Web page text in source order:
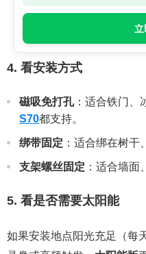
立
4. 看安装方式
磁吸免打孔：适合铁门、
S70都支持。
绑带固定 ：适合绑在树干
支架螺丝固定 ：适合墙面
5. 看是否需要太阳能
如果安装地点阳光充足（每